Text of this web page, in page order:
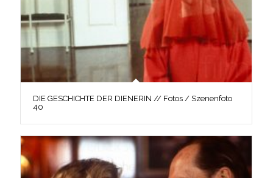
DIE GESCHICHTE DER DIENERIN // Fotos / Szenenfoto
40